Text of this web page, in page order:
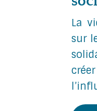
La
sur